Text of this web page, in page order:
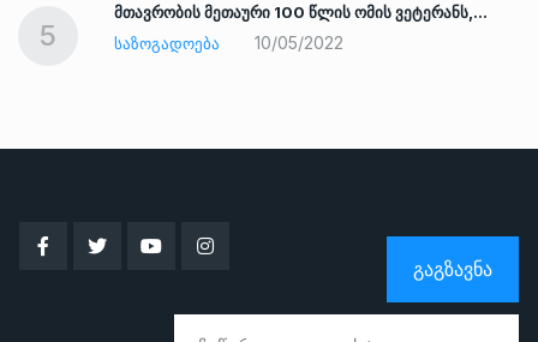
5
მთავრობის მეთაური 100 წლის ომის ვეტერანს,…
ᲡᲐᲖᲝᲒᲐᲓᲝᲔᲑᲐ
10/05/2022
ᲒᲐᲒᲖᲐᲕᲜᲐ